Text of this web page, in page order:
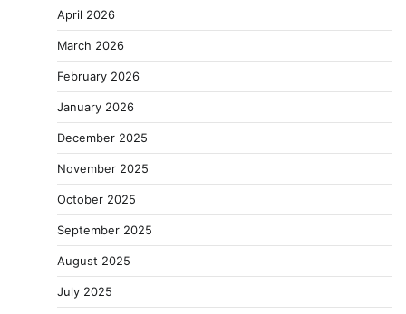
April 2026
March 2026
February 2026
January 2026
December 2025
November 2025
October 2025
September 2025
August 2025
July 2025